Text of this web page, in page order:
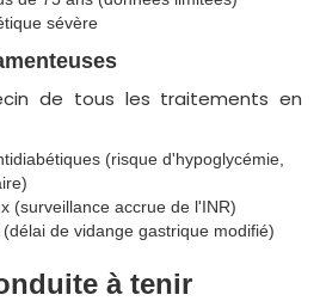
sévère
de tous les traitements en
(risque d'hypoglycémie,
(surveillance accrue de l'INR)
de vidange gastrique modifié)
à tenir